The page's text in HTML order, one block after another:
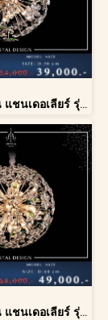
โคมไฟเพดาน แชนเดอเลียร์ รุ่น A028-D40
โคมไฟเพดาน แชนเดอเลียร์ รุ่น A028-D60